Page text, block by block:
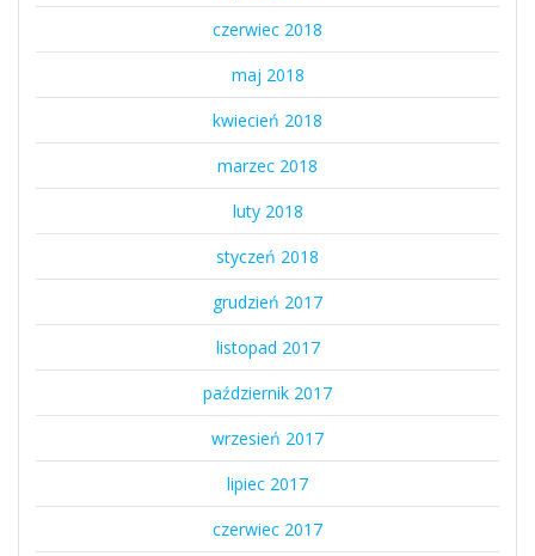
czerwiec 2018
maj 2018
kwiecień 2018
marzec 2018
luty 2018
styczeń 2018
grudzień 2017
listopad 2017
październik 2017
wrzesień 2017
lipiec 2017
czerwiec 2017